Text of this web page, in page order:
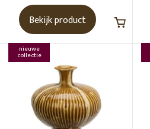
Bekijk product
nieuwe
collectie